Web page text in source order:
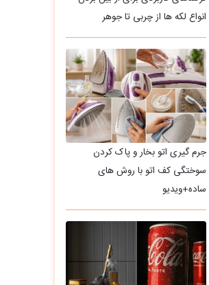
انواع لکه ها از چربی تا جوهر
جرم گیری اتو بخار و پاک کردن
سوختگی کف اتو با روش های
ساده+ویدیو